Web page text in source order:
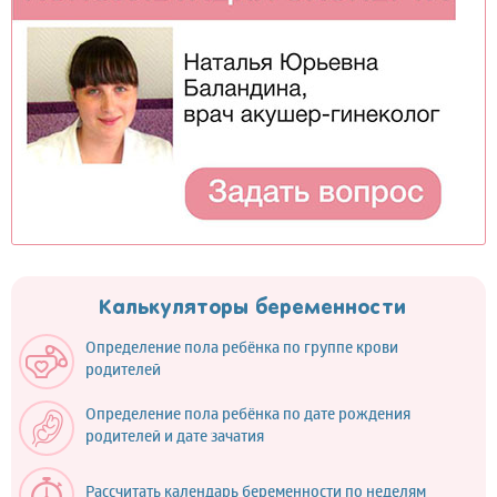
Калькуляторы беременности
Определение пола ребёнка по группе крови
родителей
Определение пола ребёнка по дате рождения
родителей и дате зачатия